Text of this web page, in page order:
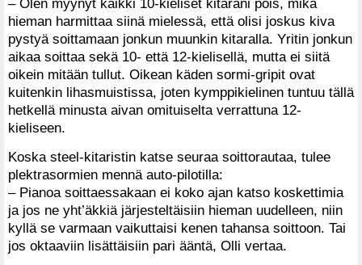
hieman harmittaa siinä mielessä, että olisi joskus kiva
pystyä soittamaan jonkun muunkin kitaralla. Yritin jonkun
aikaa soittaa sekä 10- että 12-kielisellä, mutta ei siitä
oikein mitään tullut. Oikean käden sormi-gripit ovat
kuitenkin lihasmuistissa, joten kymppikielinen tuntuu tällä
hetkellä minusta aivan omituiselta verrattuna 12-
kieliseen.
Koska steel-kitaristin katse seuraa soittorautaa, tulee
plektrasormien mennä auto-pilotilla:
– Pianoa soittaessakaan ei koko ajan katso koskettimia
ja jos ne yht’äkkiä järjesteltäisiin hieman uudelleen, niin
kyllä se varmaan vaikuttaisi kenen tahansa soittoon. Tai
jos oktaaviin lisättäisiin pari ääntä, Olli vertaa.